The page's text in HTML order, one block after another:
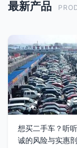
最新产品
想买二手车？听
诚的风险与实惠